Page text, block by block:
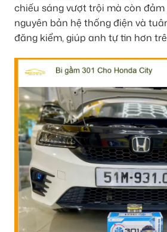
chiếu sáng vượt trội mà còn
nguyên bản hệ thống điện và
đăng kiểm, giúp anh tự tin hơn